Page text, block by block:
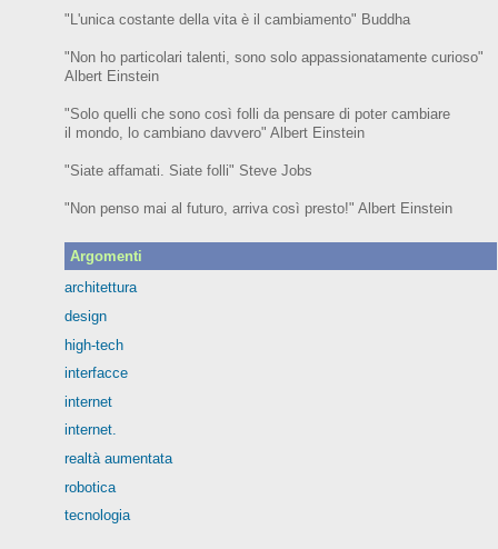
"L'unica costante della vita è il cambiamento" Buddha
"Non ho particolari talenti, sono solo appassionatamente curioso"
Albert Einstein
"Solo quelli che sono così folli da pensare di poter cambiare
il mondo, lo cambiano davvero" Albert Einstein
"Siate affamati. Siate folli" Steve Jobs
"Non penso mai al futuro, arriva così presto!" Albert Einstein
Argomenti
architettura
design
high-tech
interfacce
internet
internet.
realtà aumentata
robotica
tecnologia